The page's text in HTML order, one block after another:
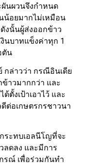
ผันผวนจึงกำหนด
น้อยมากไม่เหมือน
งนั้นผู้ส่งออกข้าว
งินบาทแข็งค่าทุก 1
ตัน
กล่าวว่า กรณีอินเดีย
าวมากกว่า และ
ตั้งเป้าเอาไว้ และ
ต่อเกษตรกรชาวนา
ระทบเอลนีโญที่จะ
ลดลง และมีการ
รณ์ เพื่อร่วมกันทำ